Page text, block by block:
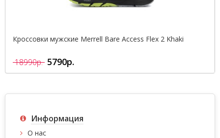
Кроссовки мужские Merrell Bare Access Flex 2 Khaki
18990р. 5790р.
Информация
О нас